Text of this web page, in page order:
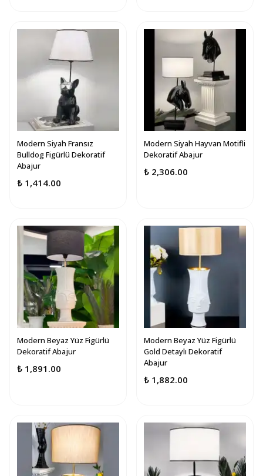
Modern Siyah Fransız
Bulldog Figürlü Dekoratif
Abajur
₺ 1,414.00
Modern Siyah Hayvan Motifli
Dekoratif Abajur
₺ 2,306.00
Modern Beyaz Yüz Figürlü
Dekoratif Abajur
₺ 1,891.00
Modern Beyaz Yüz Figürlü
Gold Detaylı Dekoratif
Abajur
₺ 1,882.00